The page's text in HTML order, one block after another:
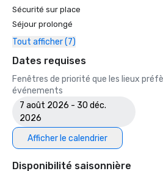
Sécurité sur place
Séjour prolongé
Tout afficher (7)
Dates requises
Fenêtres de priorité que les lieux
événements
7 août 2026 - 30 déc.
2026
Afficher le calendrier
Disponibilité saisonnière